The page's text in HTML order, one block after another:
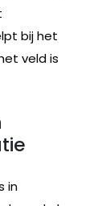
bij het
veld is
in